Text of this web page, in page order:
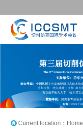
Current location： Home